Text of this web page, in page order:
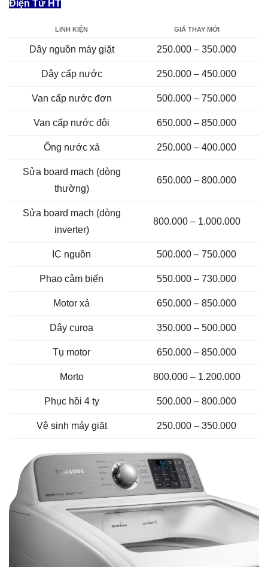
Điện Tử HT
LINH KIỆN GIÁ THAY MỚI
Dây nguồn máy giặt 250.000 – 350.000
Dây cấp nước 250.000 – 450.000
Van cấp nước đơn 500.000 – 750.000
Van cấp nước đôi 650.000 – 850.000
Ống nước xả 250.000 – 400.000
Sửa board mạch (dòng
thường)
650.000 – 800.000
Sửa board mạch (dòng
inverter)
800.000 – 1.000.000
IC nguồn 500.000 – 750.000
Phao cảm biến 550.000 – 730.000
Motor xả 650.000 – 850.000
Dây curoa 350.000 – 500.000
Tụ motor 650.000 – 850.000
Morto 800.000 – 1.200.000
Phục hồi 4 ty 500.000 – 800.000
Vệ sinh máy giặt 250.000 – 350.000